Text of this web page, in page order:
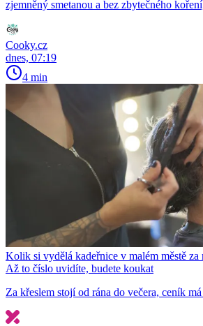
zjemněný smetanou a bez zbytečného
Cooky.cz
dnes, 07:19
4 min
Kolik si vydělá kadeřnice v malém městě za
Až to číslo uvidíte, budete koukat
Za křeslem stojí od rána do večera, ceník